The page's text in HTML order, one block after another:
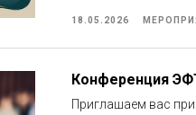
18.05.2026
Конференция
Приглашаем вас